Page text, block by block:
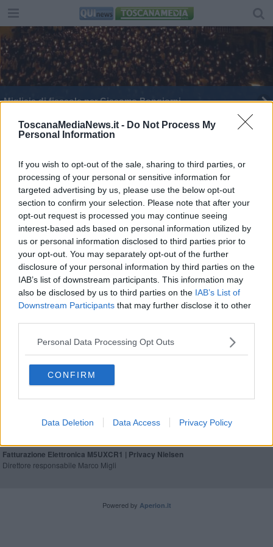
ToscanaMediaNews.it - Do Not Process My
Personal Information
If you wish to opt-out of the sale, sharing to third parties, or
processing of your personal or sensitive information for
targeted advertising by us, please use the below opt-out
section to confirm your selection. Please note that after your
opt-out request is processed you may continue seeing
interest-based ads based on personal information utilized by
us or personal information disclosed to third parties prior to
your opt-out. You may separately opt-out of the further
disclosure of your personal information by third parties on the
IAB’s list of downstream participants. This information may
also be disclosed by us to third parties on the IAB’s List of
Downstream Participants that may further disclose it to other
Personal Data Processing Opt Outs
CONFIRM
Data Deletion Data Access Privacy Policy
Migliaia di fiaccole per Giacomo Bongiorni
Aggredito da un gruppo di giovani muore a soli 47
anni
mare
Israele attacca l'Iran, vescovi toscani evacuati da
Gerusalemme
Si chiude il Giubileo, le celebrazioni in Toscana
Rapporto Caritas, nel 2023 aiutate 28mila
persone
Giubileo 2025, tutte le chiese giubilari in Toscana
Vescovi evacuati da Gerusalemme, in tre partiti
per l'Italia
Gerusalemme
Editore Toscana Media Channel srl - Via Dei Martelli, 8 -
MEDIA NEWS quotidiano on line registrato presso il
ROC 22105 - C.F. e P.Iva 0620787048
Fatturazione Elettronica M5UXCR1 | Privacy Nielsen
Direttore responsabile Marco Migli
Powered by Aperion.it